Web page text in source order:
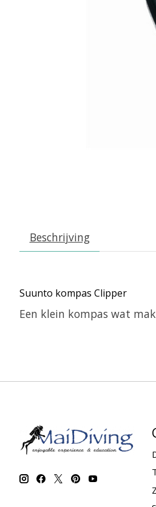
Beschrijving
Suunto kompas Clipper
Een klein kompas wat